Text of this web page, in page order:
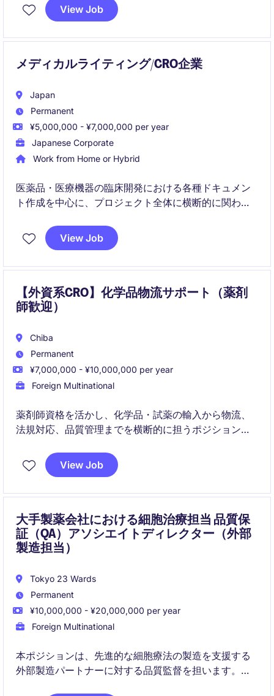
業界での重要な役割を担っていただきます。
View Job
メディカルライティング/CRO企業
Japan
Permanent
¥5,000,000 - ¥7,000,000 per year
Japanese Corporate
Work from Home or Hybrid
医薬品・医療機器の臨床開発における各種ドキュメン
ト作成を中心に、プロジェクト全体に横断的に関わる
経験に応じて、薬事対応や当局窓口などにも携わり、
View Job
【外資系CRO】化学品物流サポート（薬剤
師歓迎）
Chiba
Permanent
¥7,000,000 - ¥10,000,000 per year
Foreign Multinational
薬剤師資格を活かし、化学品・試薬の輸入から物流、
法規対応、品質管理までを横断的に担うポジションで
化をリードしていただきます。
View Job
大手製薬会社における細胞治療担当 品質保
証（QA）アソシエイトディレクター（外部
製造担当）
Tokyo 23 Wards
Permanent
¥10,000,000 - ¥20,000,000 per year
Foreign Multinational
本ポジションは、先進的な細胞療法の製造を支援する
外部製造パートナーに対する品質監督を担います。グ